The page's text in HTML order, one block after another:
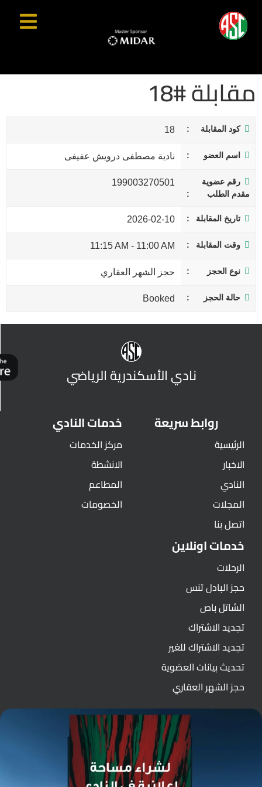
مقابلة #18
كود المقابلة 18
اسم العضو نادية مصطفى درويش عفيفى
رقم عضوية
مقدم الطلب
199003270501
تاريخ المقابلة 2026-02-10
وقت المقابلة 11:00 AM
-
11:15 AM
نوع الحجز حجز الشهر العقاري
حالة الحجز Booked
نادي الأسكندرية الرياضي
روابط سريعة
الرئيسية
الاخبار
النادي
المجلات
اتصل بنا
خدمات النادي
مركز الخدمات
الانشطة
المطاعم
الخصومات
خدمات اونلاين
الرحلات
حجز البادل تنس
الشاتل باص
تجديد الاشتراك
تجديد الاشتراك للغير
تحديث بيانات العضوية
حجز الشهر العقاري